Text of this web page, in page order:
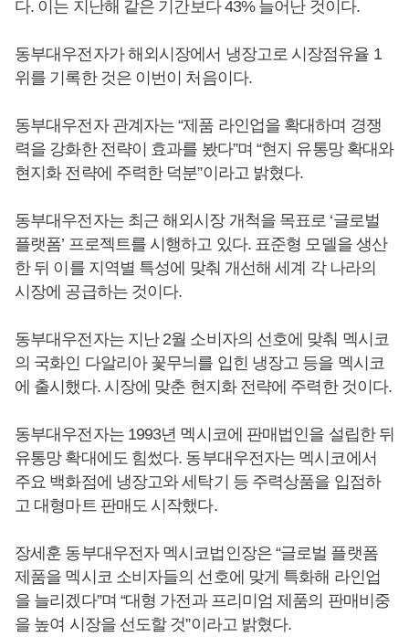
다. 이는 지난해 같은 기간보다 43% 늘어난 것이다.
동부대우전자가 해외시장에서 냉장고로 시장점유율 1
위를 기록한 것은 이번이 처음이다.
동부대우전자 관계자는 “제품 라인업을 확대하며 경쟁
력을 강화한 전략이 효과를 봤다”며 “현지 유통망 확대와
현지화 전략에 주력한 덕분”이라고 밝혔다.
동부대우전자는 최근 해외시장 개척을 목표로 ‘글로벌
플랫폼’ 프로젝트를 시행하고 있다. 표준형 모델을 생산
한 뒤 이를 지역별 특성에 맞춰 개선해 세계 각 나라의
시장에 공급하는 것이다.
동부대우전자는 지난 2월 소비자의 선호에 맞춰 멕시코
의 국화인 다알리아 꽃무늬를 입힌 냉장고 등을 멕시코
에 출시했다. 시장에 맞춘 현지화 전략에 주력한 것이다.
동부대우전자는 1993년 멕시코에 판매법인을 설립한 뒤
유통망 확대에도 힘썼다. 동부대우전자는 멕시코에서
주요 백화점에 냉장고와 세탁기 등 주력상품을 입점하
고 대형마트 판매도 시작했다.
장세훈 동부대우전자 멕시코법인장은 “글로벌 플랫폼
제품을 멕시코 소비자들의 선호에 맞게 특화해 라인업
을 늘리겠다”며 “대형 가전과 프리미엄 제품의 판매비중
을 높여 시장을 선도할 것”이라고 밝혔다.